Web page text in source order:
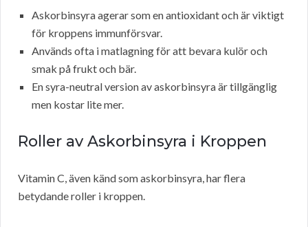
Askorbinsyra agerar som en antioxidant och är viktigt
för kroppens immunförsvar.
Används ofta i matlagning för att bevara kulör och
smak på frukt och bär.
En syra-neutral version av askorbinsyra är tillgänglig
men kostar lite mer.
Roller av Askorbinsyra i Kroppen
Vitamin C, även känd som askorbinsyra, har flera
betydande roller i kroppen.